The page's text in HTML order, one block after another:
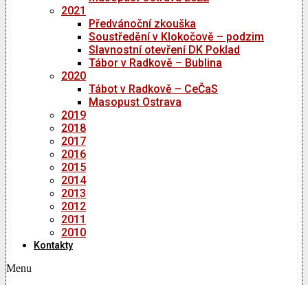
2021
Předvánoční zkouška
Soustředění v Klokočově – podzim
Slavnostní otevření DK Poklad
Tábor v Radkově – Bublina
2020
Tábot v Radkově – CeČaS
Masopust Ostrava
2019
2018
2017
2016
2015
2014
2013
2012
2011
2010
Kontakty
Menu